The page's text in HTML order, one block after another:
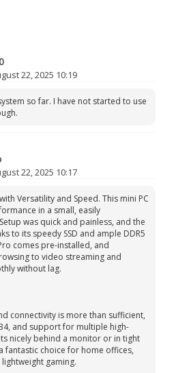
22, 2025 10:19
so far. I have not started to use
22, 2025 10:17
Versatility and Speed. This mini PC
in a small, easily
was quick and painless, and the
to its speedy SSD and ample DDR5
comes pre-installed, and
to video streaming and
without lag.
connectivity is more than sufficient,
and support for multiple high-
nicely behind a monitor or in tight
fantastic choice for home offices,
gaming.